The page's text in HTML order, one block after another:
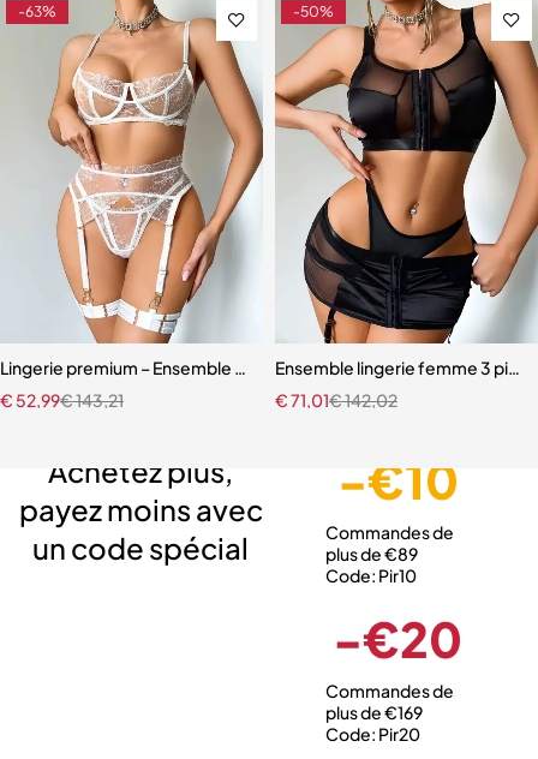
-63%
Lingerie premium – Ensemble en broderie florale avec soutien-
€143,21
€ 52,99
-50%
Ensemble lingerie femme 3
€142,02
€71,01
Achetez plus,
payez moins avec
un code spécial
-€10
Commandes de
plus de €89
Code: Pir10
-€20
Commandes de
plus de €169
Code: Pir20